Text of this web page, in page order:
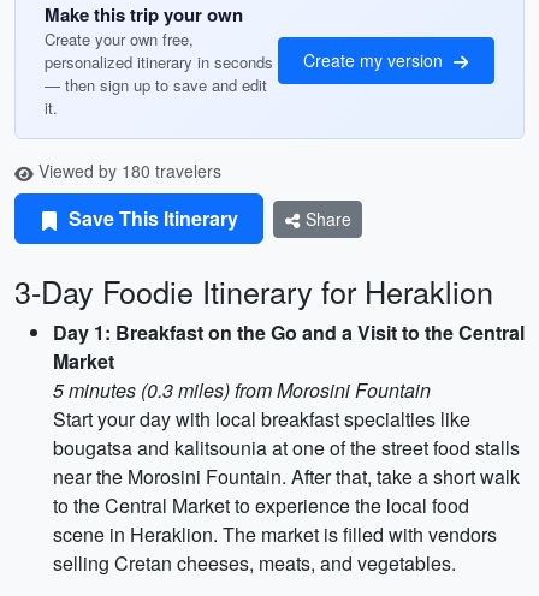
Make this trip your own
Create your own free,
personalized itinerary in seconds
— then sign up to save and edit
it.
Create my version
Viewed by 180 travelers
Save This Itinerary Share
3-Day Foodie Itinerary for Heraklion
Day 1: Breakfast on the Go and a Visit to the Central
Market
5 minutes (0.3 miles) from Morosini Fountain
Start your day with local breakfast specialties like
bougatsa and kalitsounia at one of the street food stalls
near the Morosini Fountain. After that, take a short walk
to the Central Market to experience the local food
scene in Heraklion. The market is filled with vendors
selling Cretan cheeses, meats, and vegetables.